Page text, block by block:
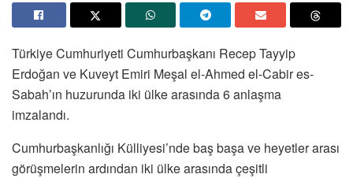
Türkiye Cumhuriyeti Cumhurbaşkanı Recep Tayyip
Erdoğan ve Kuveyt Emiri Meşal el-Ahmed el-Cabir es-
Sabah’ın huzurunda iki ülke arasında 6 anlaşma
imzalandı.
Cumhurbaşkanlığı Külliyesi’nde baş başa ve heyetler arası
görüşmelerin ardından iki ülke arasında çeşitli